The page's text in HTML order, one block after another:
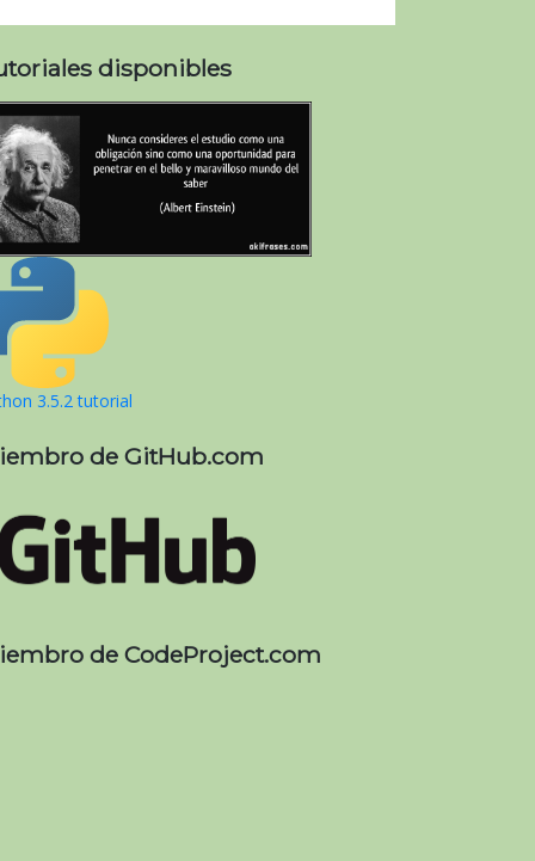
disponibles
3.5.2 tutorial
de GitHub.com
de CodeProject.com